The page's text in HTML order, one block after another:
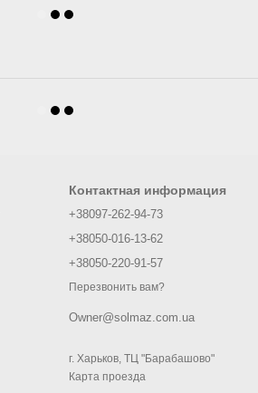
Контактная информация
+38097-262-94-73
+38050-016-13-62
+38050-220-91-57
Перезвонить вам?
Owner@solmaz.com.ua
г. Харьков, ТЦ "Барабашово"
Карта проезда